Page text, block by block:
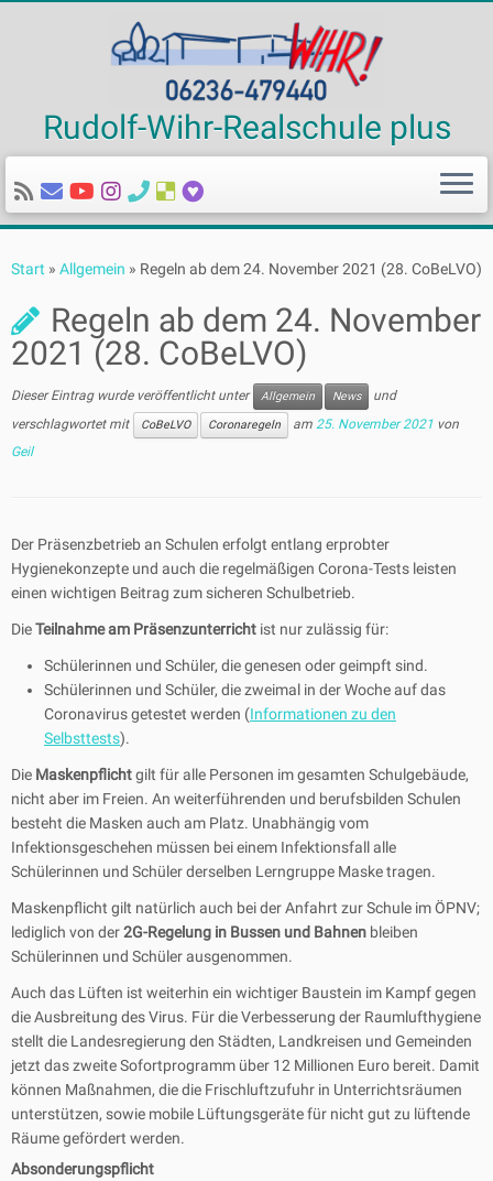
Inhalt
Rudolf-Wihr-Realschule plus
Start » Allgemein » Regeln ab dem 24. November 2021 (28. CoBeLVO)
Regeln ab dem 24. November
2021 (28. CoBeLVO)
Dieser Eintrag wurde veröffentlicht unter Allgemein News
und
verschlagwortet mit
CoBeLVO Coronaregeln am 25. November 2021 von
Geil
Der Präsenzbetrieb an Schulen erfolgt entlang erprobter
Hygienekonzepte und auch die regelmäßigen Corona-Tests leisten
einen wichtigen Beitrag zum sicheren Schulbetrieb.
DieTeilnahme am Präsenzunterricht ist nur zulässig für:
Schülerinnen und Schüler, die genesen oder geimpft sind.
Schülerinnen und Schüler, die zweimal in der Woche auf das
Coronavirus getestet werden (Informationen zu den
Selbsttests).
Die Maskenpflichtgilt für alle Personen im gesamten Schulgebäude,
nicht aber im Freien. An weiterführenden und berufsbilden Schulen
besteht die Masken auch am Platz. Unabhängig vom
Infektionsgeschehen müssen bei einem Infektionsfall alle
Schülerinnen und Schüler derselben Lerngruppe Maske tragen.
Maskenpflicht gilt natürlich auch bei der Anfahrt zur Schule im ÖPNV;
lediglich von der2G-Regelung in Bussen und Bahnen bleiben
Schülerinnen und Schüler ausgenommen.
Auch das Lüften ist weiterhin ein wichtiger Baustein im Kampf gegen
die Ausbreitung des Virus. Für die Verbesserung der Raumlufthygiene
stellt die Landesregierung den Städten, Landkreisen und Gemeinden
jetzt das zweite Sofortprogramm über 12 Millionen Euro bereit. Damit
können Maßnahmen, die die Frischluftzufuhr in Unterrichtsräumen
unterstützen, sowie mobile Lüftungsgeräte für nicht gut zu lüftende
Räume gefördert werden.
Absonderungspflicht